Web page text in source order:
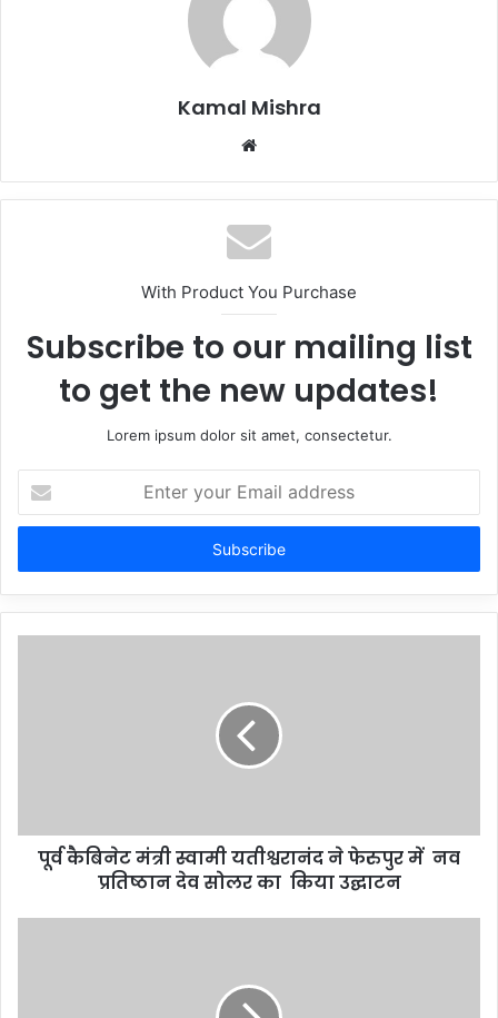
Kamal Mishra
Website
With Product You Purchase
Subscribe to our mailing list
to get the new updates!
Lorem ipsum dolor sit amet, consectetur.
your
Email
पूर्व कैबिनेट मंत्री स्वामी यतीश्वरानंद ने फेरुपुर में नव
प्रतिष्ठान देव सोलर का किया उद्घाटन